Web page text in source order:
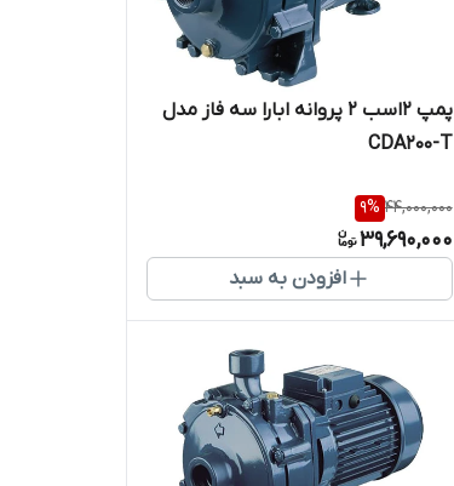
پمپ ۲اسب ۲ پروانه ابارا سه فاز مدل
CDA200-T
44,000,000
9%
39,690,000
افزودن به سبد